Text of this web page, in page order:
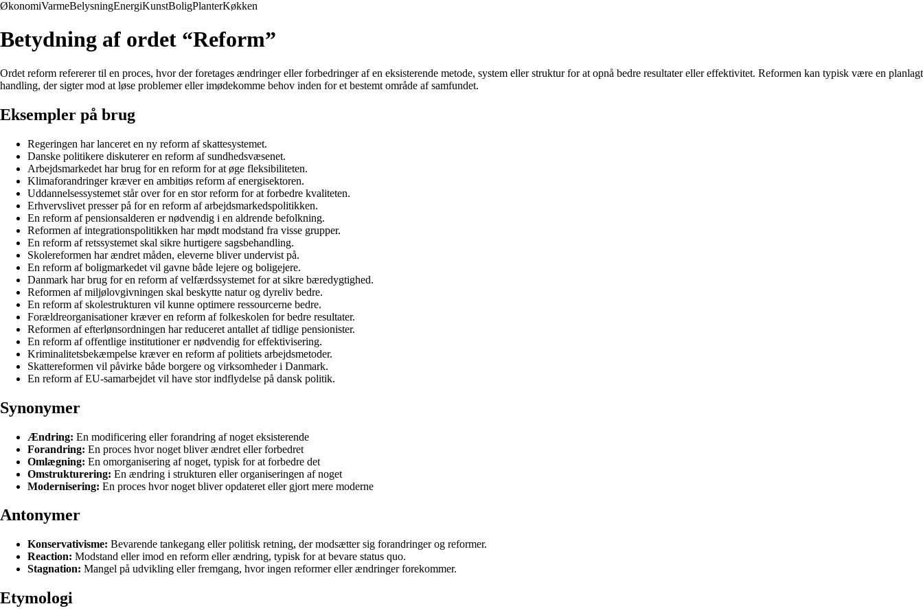
ØkonomiVarmeBelysningEnergiKunstBoligPlanterKøkken
Betydning af ordet “Reform”
Ordet reform refererer til en proces, hvor der foretages ændringer eller forbedringer af en eksisterende metode, system eller struktur for at opnå bedre resultater eller effektivitet. Reformen kan typisk være en planlagt
handling, der sigter mod at løse problemer eller imødekomme behov inden for et bestemt område af samfundet.
Eksempler på brug
Regeringen har lanceret en ny reform af skattesystemet.
Danske politikere diskuterer en reform af sundhedsvæsenet.
Arbejdsmarkedet har brug for en reform for at øge fleksibiliteten.
Klimaforandringer kræver en ambitiøs reform af energisektoren.
Uddannelsessystemet står over for en stor reform for at forbedre kvaliteten.
Erhvervslivet presser på for en reform af arbejdsmarkedspolitikken.
En reform af pensionsalderen er nødvendig i en aldrende befolkning.
Reformen af integrationspolitikken har mødt modstand fra visse grupper.
En reform af retssystemet skal sikre hurtigere sagsbehandling.
Skolereformen har ændret måden, eleverne bliver undervist på.
En reform af boligmarkedet vil gavne både lejere og boligejere.
Danmark har brug for en reform af velfærdssystemet for at sikre bæredygtighed.
Reformen af miljølovgivningen skal beskytte natur og dyreliv bedre.
En reform af skolestrukturen vil kunne optimere ressourcerne bedre.
Forældreorganisationer kræver en reform af folkeskolen for bedre resultater.
Reformen af efterlønsordningen har reduceret antallet af tidlige pensionister.
En reform af offentlige institutioner er nødvendig for effektivisering.
Kriminalitetsbekæmpelse kræver en reform af politiets arbejdsmetoder.
Skattereformen vil påvirke både borgere og virksomheder i Danmark.
En reform af EU-samarbejdet vil have stor indflydelse på dansk politik.
Synonymer
Ændring: En modificering eller forandring af noget eksisterende
Forandring: En proces hvor noget bliver ændret eller forbedret
Omlægning: En omorganisering af noget, typisk for at forbedre det
Omstrukturering: En ændring i strukturen eller organiseringen af noget
Modernisering: En proces hvor noget bliver opdateret eller gjort mere moderne
Antonymer
Konservativisme: Bevarende tankegang eller politisk retning, der modsætter sig forandringer og reformer.
Reaction: Modstand eller imod en reform eller ændring, typisk for at bevare status quo.
Stagnation: Mangel på udvikling eller fremgang, hvor ingen reformer eller ændringer forekommer.
Etymologi